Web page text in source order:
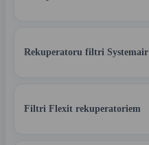
Rekuperatoru filtri Systemair
Filtri Flexit rekuperatoriem